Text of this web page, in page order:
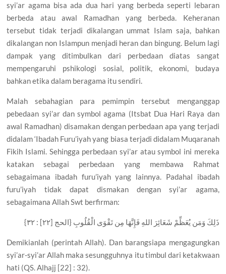
syi’ar agama bisa ada dua hari yang berbeda seperti lebaran
berbeda atau awal Ramadhan yang berbeda. Keheranan
tersebut tidak terjadi dikalangan ummat Islam saja, bahkan
dikalangan non Islampun menjadi heran dan bingung. Belum lagi
dampak yang ditimbulkan dari perbedaan diatas sangat
mempengaruhi pshikologi sosial, politik, ekonomi, budaya
bahkan etika dalam beragama itu sendiri.
Malah sebahagian para pemimpin tersebut menganggap
pebedaan syi’ar dan symbol agama (Itsbat Dua Hari Raya dan
awal Ramadhan) disamakan dengan perbedaan apa yang terjadi
didalam ‘Ibadah Furu’iyah yang biasa terjadi didalam Muqaranah
Fikih Islami. Sehingga perbedaan syi’ar atau symbol ini mereka
katakan sebagai perbedaan yang membawa Rahmat
sebagaimana ibadah furu’iyah yang lainnya. Padahal ibadah
furu’iyah tidak dapat dismakan dengan syi’ar agama,
sebagaimana Allah Swt berfirman:
ذَلِكَ وَمَن يُعَظِّمْ شَعَائِرَ اللهِ فَإِنَّهَا مِن تَقْوَى الْقُلُوبِ {الحج [٢٢] : ٣٢}
Demikianlah (perintah Allah). Dan barangsiapa mengagungkan
syi’ar-syi’ar Allah maka sesungguhnya itu timbul dari ketakwaan
hati (QS. Alhajj [22] : 32).